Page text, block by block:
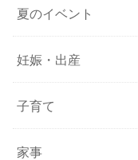
夏のイベント
妊娠・出産
子育て
家事